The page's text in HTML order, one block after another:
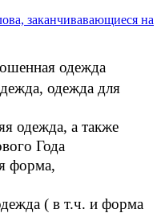
одежда
одежда для
одежда, а также
Года
форма,
( в т.ч. и форма